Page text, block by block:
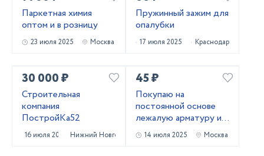
Паркетная химия
оптом и в розницу
23 июля 2025 Москва
Пружинный зажим для
опалубки
17 июля 2025 Краснодар
30 000 ₽
Строительная
компания
ПостройКа52
16 июля 2025 Нижний Новгород
45 ₽
Покупаю на
постоянной основе
лежалую арматуру и
металлопрокат!
Самовывоз
14 июля 2025 Москва